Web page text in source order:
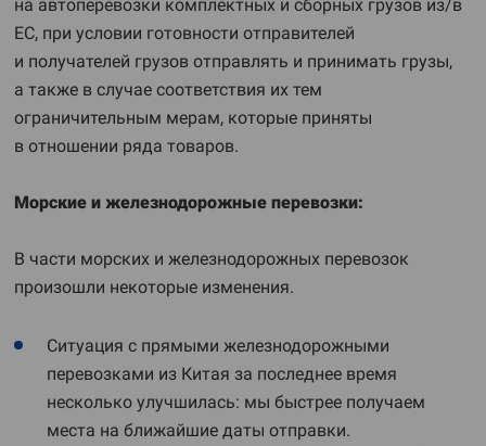
на автоперевозки комплектных и сборных грузов из/в
ЕС, при условии готовности отправителей
и получателей грузов отправлять и принимать грузы,
а также в случае соответствия их тем
ограничительным мерам, которые приняты
в отношении ряда товаров.
Морские и железнодорожные перевозки:
В части морских и железнодорожных перевозок
произошли некоторые изменения.
Ситуация с прямыми железнодорожными
перевозками из Китая за последнее время
несколько улучшилась: мы быстрее получаем
места на ближайшие даты отправки.